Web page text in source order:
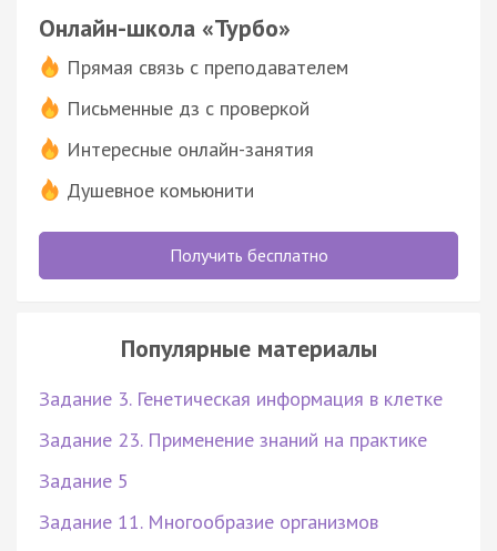
Онлайн-школа «Турбо»
Прямая связь с преподавателем
Письменные дз с проверкой
Интересные онлайн-занятия
Душевное комьюнити
Получить бесплатно
Популярные материалы
Задание 3. Генетическая информация в клетке
Задание 23. Применение знаний на практике
Задание 5
Задание 11. Многообразие организмов